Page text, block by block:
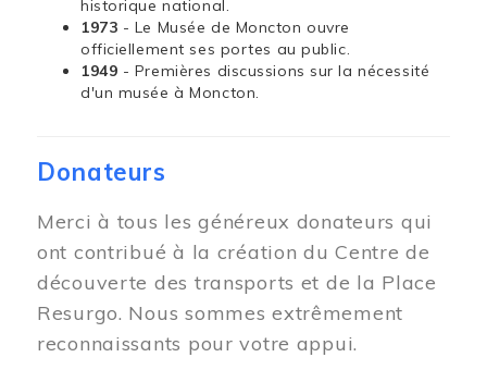
historique national.
1973 - Le Musée de Moncton ouvre
officiellement ses portes au public.
1949 - Premières discussions sur la nécessité
d'un musée à Moncton.
Donateurs
Merci à tous les généreux donateurs qui
ont contribué à la création du Centre de
découverte des transports et de la Place
Resurgo. Nous sommes extrêmement
reconnaissants pour votre appui.